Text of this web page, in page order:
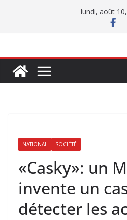
lundi, août
NATIONAL SOCIÉTÉ
«Casky»: un
invente un
détecter les